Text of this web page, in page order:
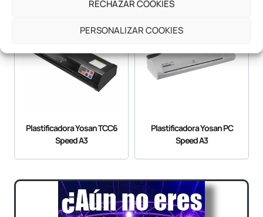
RECHAZAR COOKIES
PERSONALIZAR COOKIES
Plastificadora Yosan TCC6
Speed A3
Plastificadora Yosan PC
Speed A3